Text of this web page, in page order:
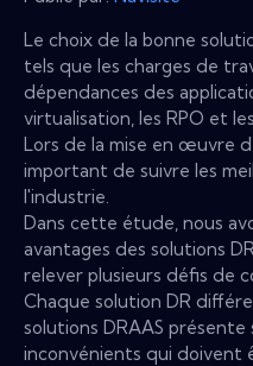
Le choix de la bonne
tels que les charges de
dépendances des
virtualisation, les RPO et
Lors de la mise en œuvre
important de suivre les
l'industrie.
Dans cette étude, nous
avantages des solutions
relever plusieurs défis de
Chaque solution DR
solutions DRAAS
inconvénients qui doivent